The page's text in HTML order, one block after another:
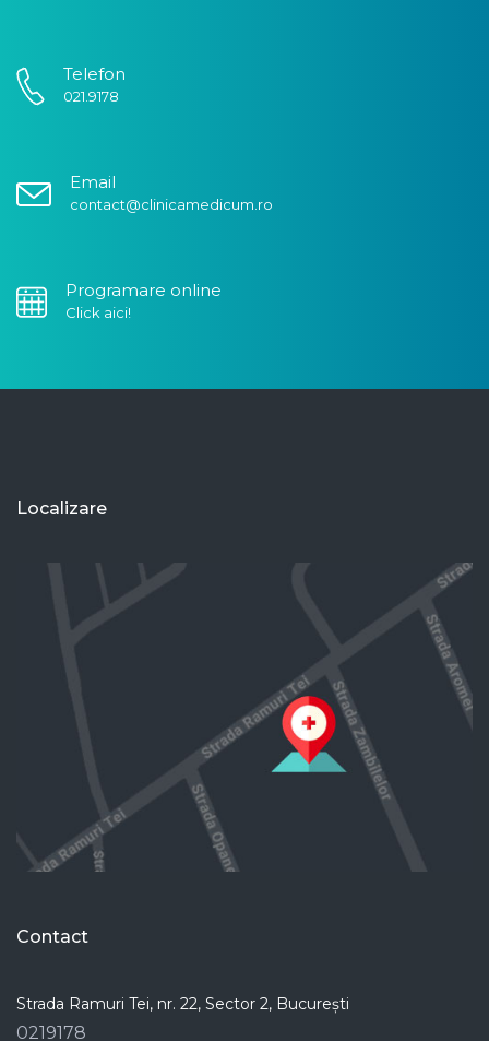
Telefon
021.9178
Email
contact@clinicamedicum.ro
Programare online
Click aici!
Localizare
Contact
Strada Ramuri Tei, nr. 22, Sector 2, București
0219178